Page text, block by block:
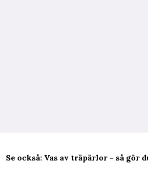
Se också: Vas av träpärlor – så gör